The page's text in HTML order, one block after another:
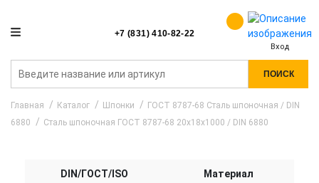
+7 (831) 410-82-22
Вход
ПОИСК
Главная Каталог Шпонки
ГОСТ 8787-68 Сталь шпоночная / DIN
6880
Сталь шпоночная ГОСТ 8787-68 20x18x1000 / DIN 6880
DIN/ГОСТ/ISO Материал